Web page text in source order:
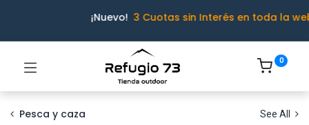
¡Nuevo! 3 Cuotas sin Interés en toda la
0
Pesca y caza See All